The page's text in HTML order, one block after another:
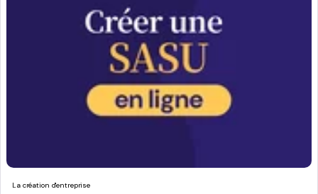
La création d'entreprise